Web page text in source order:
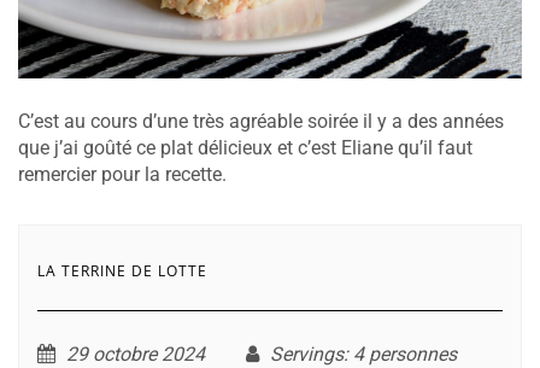
C’est au cours d’une très agréable soirée il y a des années
que j’ai goûté ce plat délicieux et c’est Eliane qu’il faut
remercier pour la recette.
LA TERRINE DE LOTTE
29 octobre 2024 Servings: 4 personnes